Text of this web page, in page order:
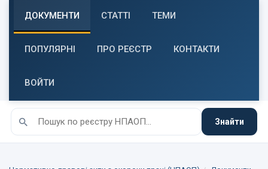
ДОКУМЕНТИ СТАТТІ ТЕМИ
ПОПУЛЯРНІ ПРО РЕЄСТР КОНТАКТИ
ВОЙТИ
Знайти